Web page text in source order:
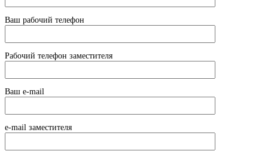
Ваш рабочий телефон
Рабочий телефон заместителя
Ваш e-mail
e-mail заместителя